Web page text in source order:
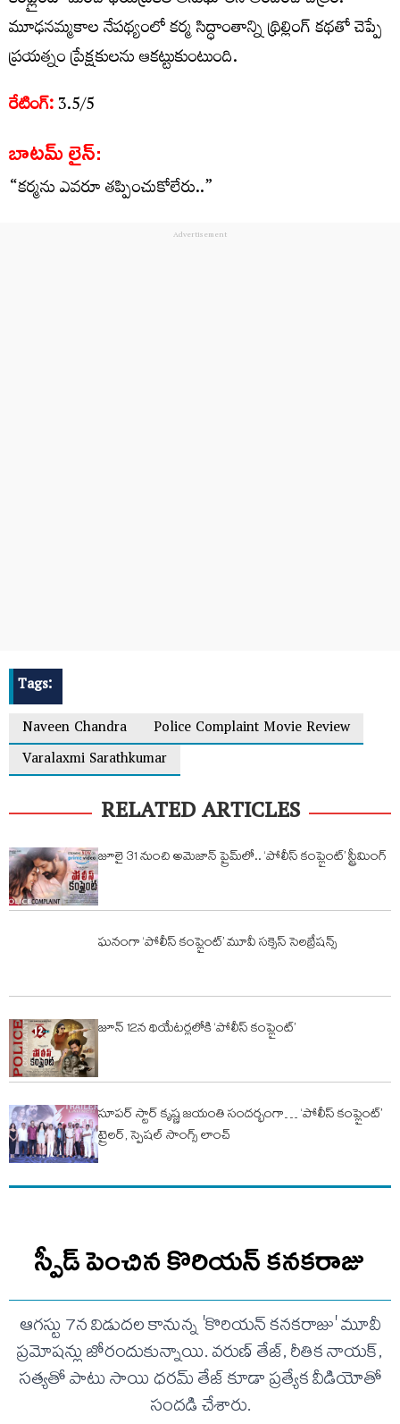
మూఢనమ్మకాల నేపథ్యంలో కర్మ సిద్ధాంతాన్ని థ్రిల్లింగ్ కథతో చెప్పే
ప్రయత్నం ప్రేక్షకులను ఆకట్టుకుంటుంది.
రేటింగ్:3.5/5
బాటమ్ లైన్:
“కర్మను ఎవరూ తప్పించుకోలేరు..”
Tags:
Naveen Chandra
Police Complaint Movie Review
Varalaxmi Sarathkumar
RELATED ARTICLES
జూలై 31 నుంచి అమెజాన్ ప్రైమ్‌లో.. ‘పోలీస్ కంప్లైంట్’ స్ట్రీమింగ్
ఘనంగా ‘పోలీస్ కంప్లైంట్’ మూవీ సక్సెస్ సెలబ్రేషన్స్
జూన్ 12న థియేటర్లలోకి ‘పోలీస్ కంప్లైంట్’
సూపర్ స్టార్ కృష్ణ జయంతి సందర్భంగా… ‘పోలీస్ కంప్లైంట్’
ట్రైలర్, స్పెషల్ సాంగ్స్ లాంచ్
స్పీడ్ పెంచిన కొరియన్ కనకరాజు
ఆగస్టు 7న విడుదల కానున్న 'కొరియన్ కనకరాజు' మూవీ
ప్రమోషన్లు జోరందుకున్నాయి. వరుణ్ తేజ్, రీతిక నాయక్,
సత్యతో పాటు సాయి ధరమ్ తేజ్ కూడా ప్రత్యేక వీడియోతో
సందడి చేశారు.